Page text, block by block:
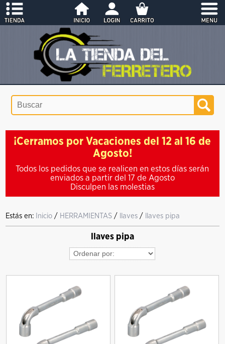
¡Cerramos por Vacaciones del 12 al 16 de
Agosto!
Todos los pedidos que se realicen en estos días serán
enviados a partir del 17 de Agosto
Disculpen las molestias
Estás en: Inicio / HERRAMIENTAS / llaves / llaves pipa
llaves pipa